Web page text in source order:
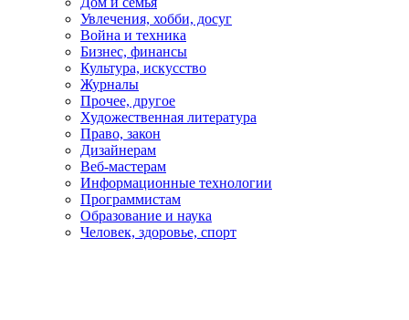
Увлечения, хобби, досуг
Война и техника
Бизнес, финансы
Культура, искусство
Журналы
Прочее, другое
Художественная литература
Право, закон
Дизайнерам
Веб-мастерам
Информационные технологии
Программистам
Образование и наука
Человек, здоровье, спорт